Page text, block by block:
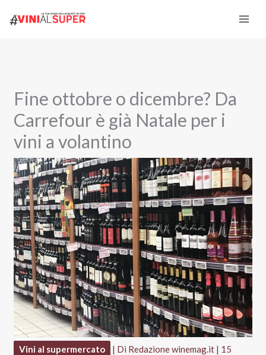
Fine ottobre o dicembre? Da
Carrefour è già Natale per i
vini a volantino
Vini al supermercato | Di Redazione winemag.it | 15